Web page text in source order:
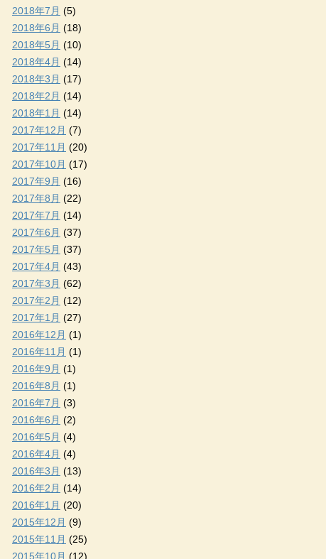
2018年7月 (5)
2018年6月 (18)
2018年5月 (10)
2018年4月 (14)
2018年3月 (17)
2018年2月 (14)
2018年1月 (14)
2017年12月 (7)
2017年11月 (20)
2017年10月 (17)
2017年9月 (16)
2017年8月 (22)
2017年7月 (14)
2017年6月 (37)
2017年5月 (37)
2017年4月 (43)
2017年3月 (62)
2017年2月 (12)
2017年1月 (27)
2016年12月 (1)
2016年11月 (1)
2016年9月 (1)
2016年8月 (1)
2016年7月 (3)
2016年6月 (2)
2016年5月 (4)
2016年4月 (4)
2016年3月 (13)
2016年2月 (14)
2016年1月 (20)
2015年12月 (9)
2015年11月 (25)
2015年10月 (12)